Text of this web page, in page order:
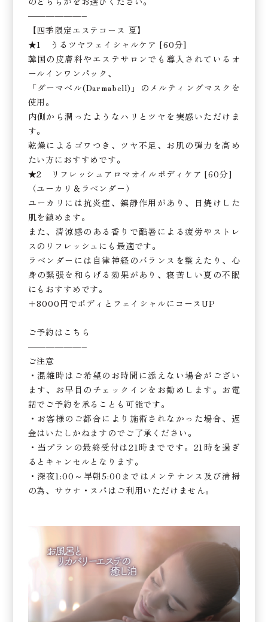
——————–
【四季限定エステコース 夏】
★1 うるツヤフェイシャルケア [60分]
韓国の皮膚科やエステサロンでも導入されているオ
ールインワンパック、
「ダーマベル(Darmabell)」のメルティングマスクを
使用。
内側から潤ったようなハリとツヤを実感いただけま
す。
乾燥によるゴワつき、ツヤ不足、お肌の弾力を高め
たい方におすすめです。
★2 リフレッシュアロマオイルボディケア [60分]
（ユーカリ＆ラベンダー）
ユーカリには抗炎症、鎮静作用があり、日焼けした
肌を鎮めます。
また、清涼感のある香りで酷暑による疲労やストレ
スのリフレッシュにも最適です。
ラベンダーには自律神経のバランスを整えたり、心
身の緊張を和らげる効果があり、寝苦しい夏の不眠
にもおすすめです。
＋8000円でボディとフェイシャルにコースUP
ご予約はこちら
——————–
ご注意
・混雑時はご希望のお時間に添えない場合がござい
ます、お早目のチェックインをお勧めします。お電
話でご予約を承ることも可能です。
・お客様のご都合により施術されなかった場合、返
金はいたしかねますのでご了承ください。
・当プランの最終受付は21時までです。21時を過ぎ
るとキャンセルとなります。
・深夜1:00～早朝5:00まではメンテナンス及び清掃
の為、サウナ・スパはご利用いただけません。